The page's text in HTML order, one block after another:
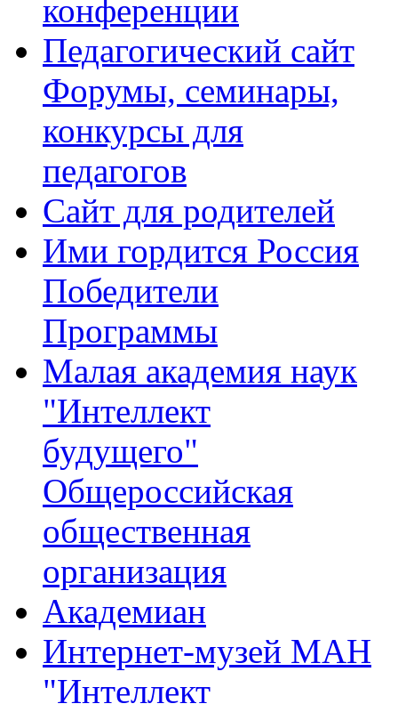
конференции
Педагогический сайт
Форумы, семинары,
конкурсы для
педагогов
Сайт для родителей
Ими гордится Россия
Победители
Программы
Малая академия наук
"Интеллект
будущего"
Общероссийская
общественная
организация
Академиан
Интернет-музей МАН
"Интеллект